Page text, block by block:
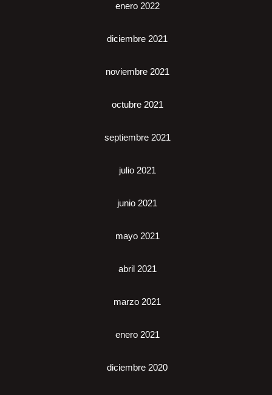
enero 2022
diciembre 2021
noviembre 2021
octubre 2021
septiembre 2021
julio 2021
junio 2021
mayo 2021
abril 2021
marzo 2021
enero 2021
diciembre 2020